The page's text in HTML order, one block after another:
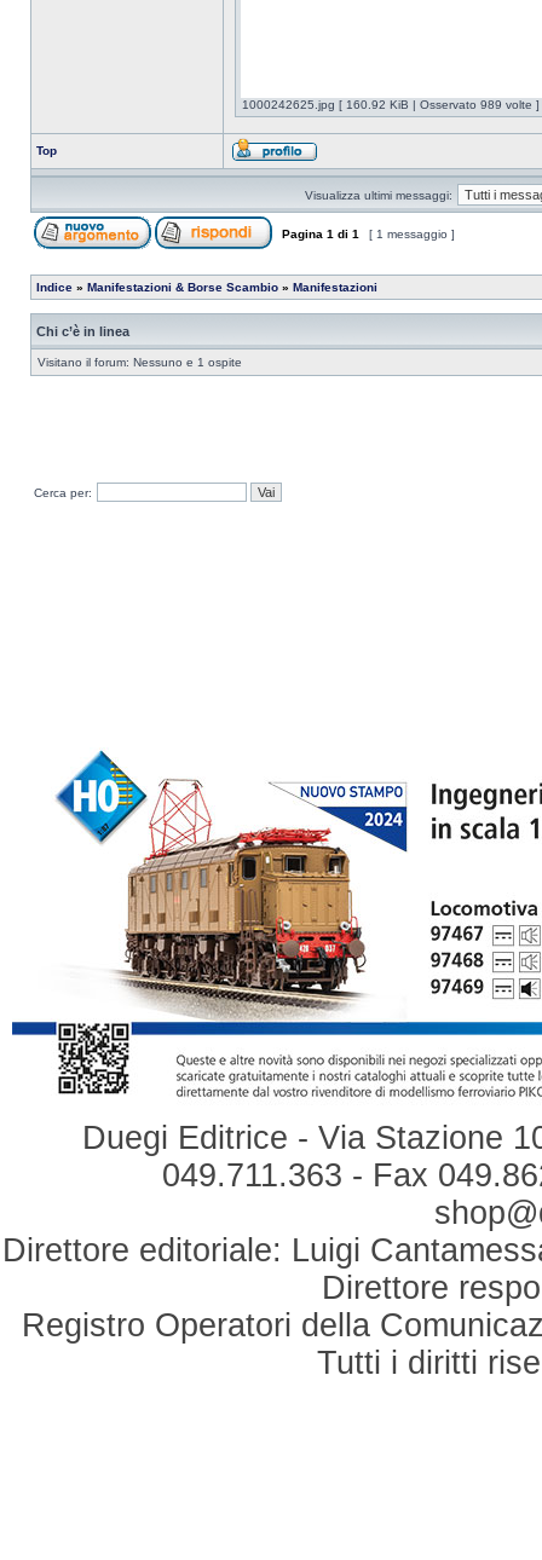
1000242625.jpg [ 160.92 KiB | Osservato 989 volte ]
Top
Visualizza ultimi messaggi:
Pagina 1 di 1 [ 1 messaggio ]
Indice » Manifestazioni & Borse Scambio » Manifestazioni
Chi c’è in linea
Visitano il forum: Nessuno e 1 ospite
Cerca per:
Duegi Editrice - Via Stazione
049.711.363 - Fax
Direttore editoriale: Luigi
Direttore
Registro Operatori della
Tutti i diritti